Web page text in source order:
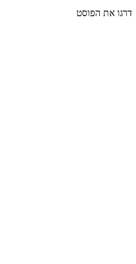
דרגו את הפוסט